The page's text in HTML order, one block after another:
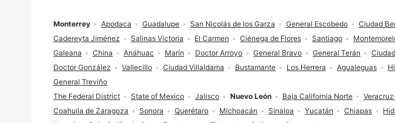
The Federal District State of Mexico Jalisco Nuevo León Baja California Norte
Coahuila de Zaragoza
Sonora Querétaro Michoacán Sinaloa Yucatán Chiapas
Monterrey Apodaca Guadalupe San Nicolás de los Garza General Escobedo Ciudad
Cadereyta Jiménez
Salinas Victoria El Carmen Ciénega de Flores Santiago
Galeana
China Anáhuac Marín Doctor Arroyo General Bravo General Terán
Doctor González
Vallecillo Ciudad Villaldama Bustamante Los Herrera Agualeguas
General Treviño